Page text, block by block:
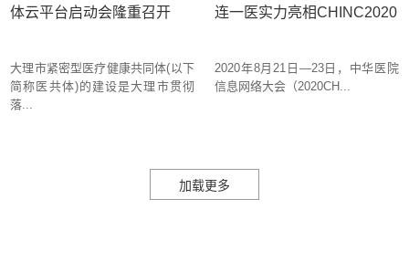
体云平台启动会隆重召开
大理市紧密型医疗健康共同体(以下
简称医共体)的建设是大理市贯彻
落...
连一医实力亮相CHINC2020
2020年8月21日—23日，中华医院
信息网络大会（2020CH...